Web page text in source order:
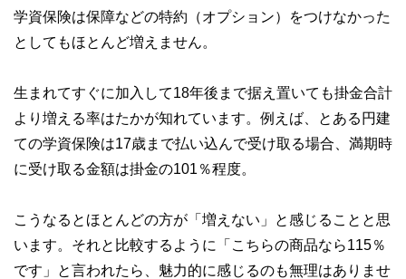
学資保険は保障などの特約（オプション）をつけなかった
としてもほとんど増えません。
生まれてすぐに加入して18年後まで据え置いても掛金合計
より増える率はたかが知れています。例えば、とある円建
ての学資保険は17歳まで払い込んで受け取る場合、満期時
に受け取る金額は掛金の101％程度。
こうなるとほとんどの方が「増えない」と感じることと思
います。それと比較するように「こちらの商品なら115％
です」と言われたら、魅力的に感じるのも無理はありませ